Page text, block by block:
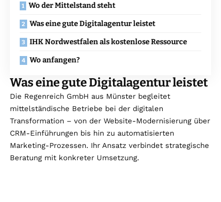
Wo der Mittelstand steht
Was eine gute Digitalagentur leistet
IHK Nordwestfalen als kostenlose Ressource
Wo anfangen?
Was eine gute Digitalagentur leistet
Die Regenreich GmbH aus Münster begleitet
mittelständische Betriebe bei der digitalen
Transformation – von der Website-Modernisierung über
CRM-Einführungen bis hin zu automatisierten
Marketing-Prozessen. Ihr Ansatz verbindet strategische
Beratung mit konkreter Umsetzung.